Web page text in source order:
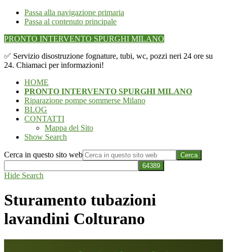
Passa alla navigazione primaria
Passa al contenuto principale
PRONTO INTERVENTO SPURGHI MILANO
✅ Servizio disostruzione fognature, tubi, wc, pozzi neri 24 ore su
24. Chiamaci per informazioni!
HOME
PRONTO INTERVENTO SPURGHI MILANO
Riparazione pompe sommerse Milano
BLOG
CONTATTI
Mappa del Sito
Show Search
Cerca in questo sito web
Hide Search
Sturamento tubazioni
lavandini Colturano